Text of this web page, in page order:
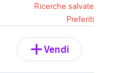
Ricerche salvate
Preferiti
Vendi